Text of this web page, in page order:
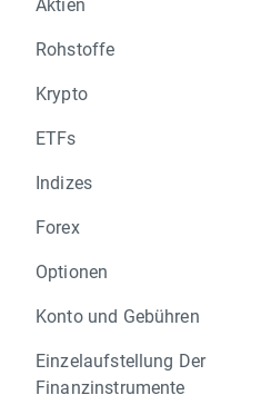
Rohstoffe
Krypto
ETFs
Indizes
Forex
Optionen
Konto und Gebühren
Einzelaufstellung Der
Finanzinstrumente